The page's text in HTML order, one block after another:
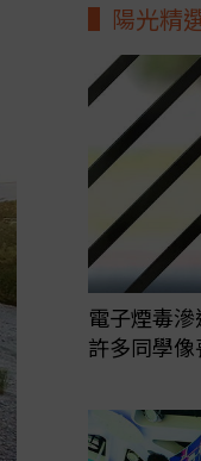
陽光精
電子煙毒
許多同學像